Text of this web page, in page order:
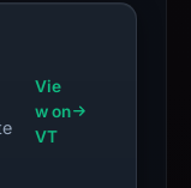
Vie
w on
VT